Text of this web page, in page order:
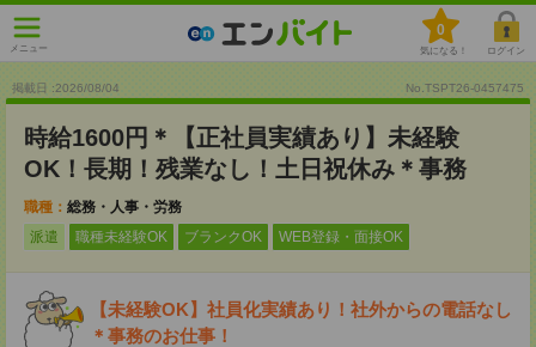
メニュー
0
気になる！ ログイン
掲載日 :2026/08/04 No.TSPT26-0457475
時給1600円＊【正社員実績あり】未経験
OK！長期！残業なし！土日祝休み＊事務
職種： 総務・人事・労務
派遣
職種未経験OK ブランクOK WEB登録・面接OK
【未経験OK】社員化実績あり！社外からの電話なし
＊事務のお仕事！